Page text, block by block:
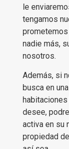
le
tengamos
nadie más,
nosotros.
Además, si
busca en
desee,
activa en su
propiedad